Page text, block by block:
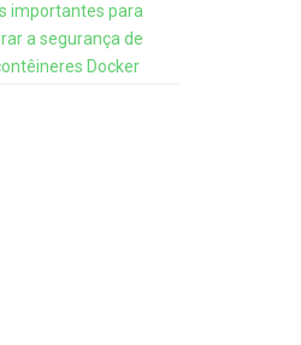
importantes para
a segurança de
Docker